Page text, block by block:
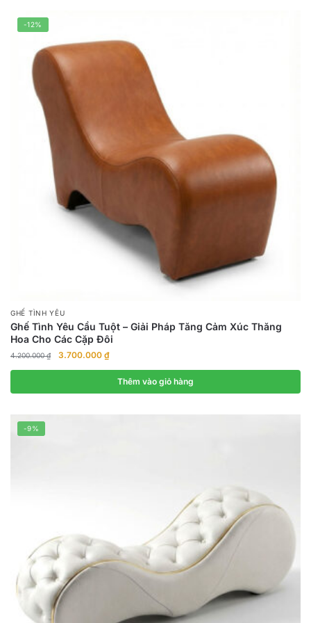
-12%
GHẾ TÌNH YÊU
Ghế Tình Yêu Cầu Tuột – Giải Pháp Tăng Cảm Xúc Thăng
Hoa Cho Các Cặp Đôi
4.200.000₫
Giá
gốc
4.200.000 ₫.
3.700.000 ₫Giá
hiện
tại
là:
Thêm vào giỏ hàng
-9%